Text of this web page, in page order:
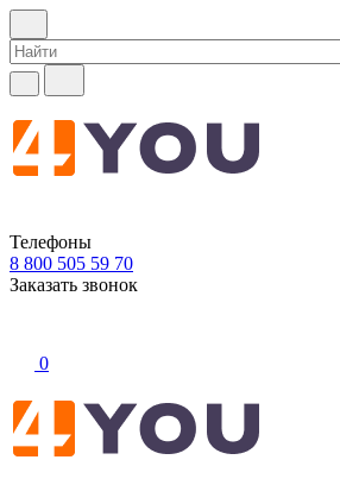
Телефоны
8 800 505 59 70
Заказать звонок
0